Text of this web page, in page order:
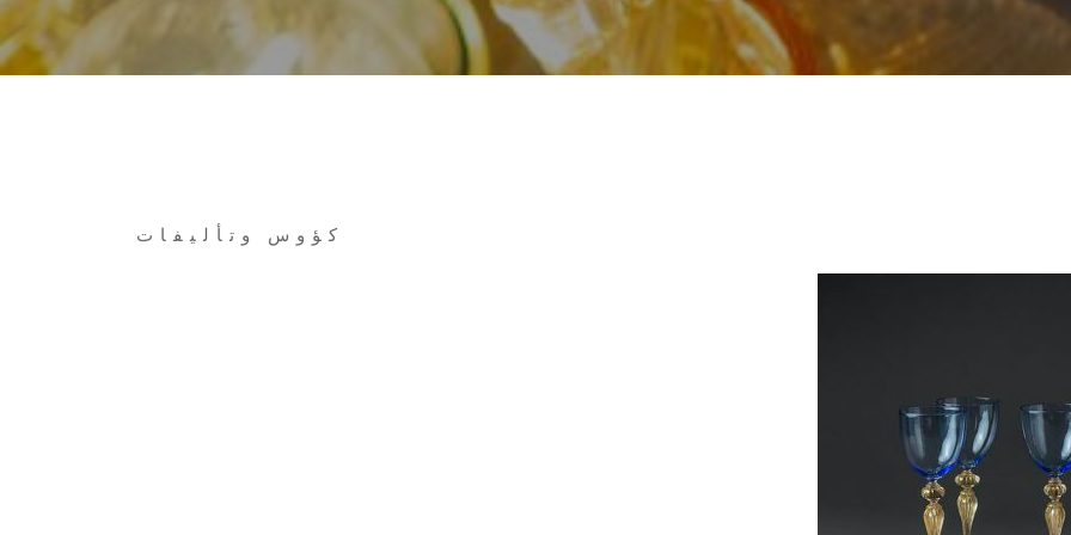
كؤوس وتأليفات